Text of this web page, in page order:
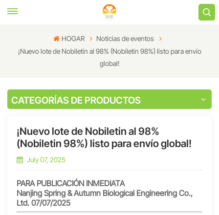
HOGAR
Noticias de eventos
¡Nuevo lote de Nobiletin al 98% (Nobiletin 98%) listo para envío
global!
CATEGORÍAS DE PRODUCTOS
¡Nuevo lote de Nobiletin al 98%
(Nobiletin 98%) listo para envío global!
July 07, 2025
PARA PUBLICACIÓN INMEDIATA
Nanjing Spring & Autumn Biological Engineering Co.,
Ltd. 07/07/2025